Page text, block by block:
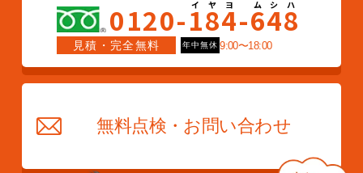
0120-184-648
見積・完全無料 年中無休 9:00〜18:00
無料点検・お問い合わせ